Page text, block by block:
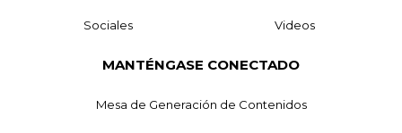
Sociales Videos
MANTÉNGASE CONECTADO
Mesa de Generación de Contenidos